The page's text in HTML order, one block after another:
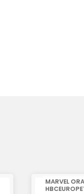
MARVEL